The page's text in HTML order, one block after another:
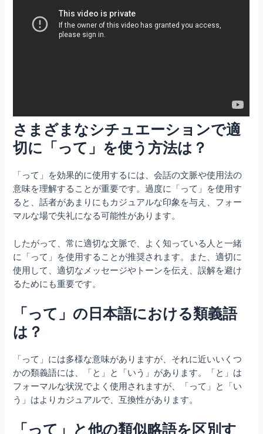
さまざまなシチュエーションで適
切に「って」を使う方法は？
「って」を効果的に使用するには、会話の文脈や使用法の
意味を理解することが重要です。過度に「って」を使用す
ると、話者があまりにもカジュアルな印象を与え、フォー
マルな場で失礼になる可能性があります。
したがって、常に適切な文脈で、よく知っている人と一緒
に「って」を使用することが推奨されます。また、適切に
使用して、適切なメッセージやトーンを伝え、誤解を避け
るためにも重要です。
「って」の日本語における類義語
は？
「って」には多様な意味がありますが、それに近いいくつ
かの類義語には、「と」と「いう」があります。「と」は
フォーマルな状況でよく使用されますが、「って」と「い
う」はよりカジュアルで、互換性があります。
「って」と他の類似略語を区別す